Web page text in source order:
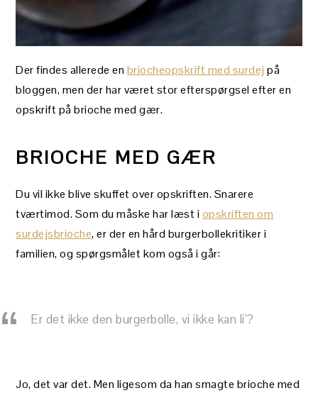
Der findes allerede en briocheopskrift med surdej på
bloggen, men der har været stor efterspørgsel efter en
opskrift på brioche med gær.
BRIOCHE MED GÆR
Du vil ikke blive skuffet over opskriften. Snarere
tværtimod. Som du måske har læst iopskriften om
surdejsbrioche, er der en hård burgerbollekritiker i
familien, og spørgsmålet kom også i går:
Er det ikke den burgerbolle, vi ikke kan li’?
Jo, det var det. Men ligesom da han smagte brioche med